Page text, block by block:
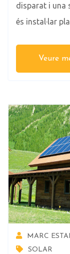
disparat i una
és instal·lar
Veure
MARC
SOLAR